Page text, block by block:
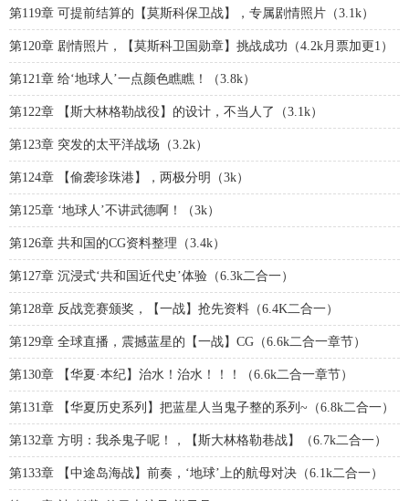
第119章 可提前结算的【莫斯科保卫战】，专属剧情照片（3.1k）
第120章 剧情照片，【莫斯科卫国勋章】挑战成功（4.2k月票加更1）
第121章 给‘地球人’一点颜色瞧瞧！（3.8k）
第122章 【斯大林格勒战役】的设计，不当人了（3.1k）
第123章 突发的太平洋战场（3.2k）
第124章 【偷袭珍珠港】，两极分明（3k）
第125章 ‘地球人’不讲武德啊！（3k）
第126章 共和国的CG资料整理（3.4k）
第127章 沉浸式‘共和国近代史’体验（6.3k二合一）
第128章 反战竞赛颁奖，【一战】抢先资料（6.4K二合一）
第129章 全球直播，震撼蓝星的【一战】CG（6.6k二合一章节）
第130章 【华夏·本纪】治水！治水！！！（6.6k二合一章节）
第131章 【华夏历史系列】把蓝星人当鬼子整的系列~（6.8k二合一）
第132章 方明：我杀鬼子呢！，【斯大林格勒巷战】（6.7k二合一）
第133章 【中途岛海战】前奏，‘地球’上的航母对决（6.1k二合一）